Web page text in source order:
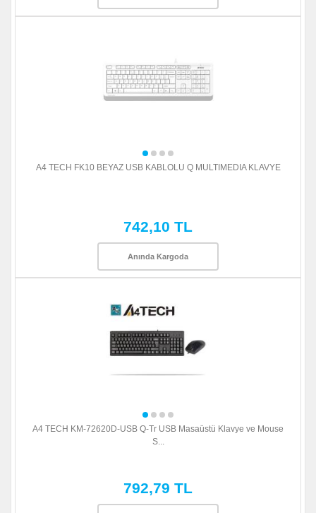
A4 TECH FK10 BEYAZ USB KABLOLU Q MULTIMEDIA KLAVYE
742,10 TL
Anında Kargoda
A4 TECH KM-72620D-USB Q-Tr USB Masaüstü Klavye ve Mouse
S...
792,79 TL